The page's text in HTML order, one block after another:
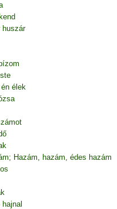
huszár
élek
Hazám, hazám, édes hazám